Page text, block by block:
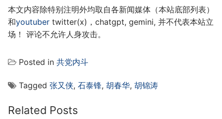
本文内容除特别注明外均取自各新闻媒体（本站底部列表）
和youtuber twitter(x)，chatgpt, gemini, 并不代表本站立
场！ 评论不允许人身攻击。
Posted in 共党内斗
Tagged 张又侠, 石泰锋, 胡春华, 胡锦涛
Related Posts